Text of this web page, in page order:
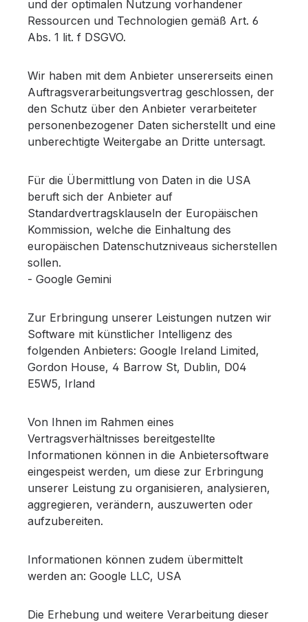
und der optimalen Nutzung vorhandener
Ressourcen und Technologien gemäß Art. 6
Abs. 1 lit. f DSGVO.
Wir haben mit dem Anbieter unsererseits einen
Auftragsverarbeitungsvertrag geschlossen, der
den Schutz über den Anbieter verarbeiteter
personenbezogener Daten sicherstellt und eine
unberechtigte Weitergabe an Dritte untersagt.
Für die Übermittlung von Daten in die USA
beruft sich der Anbieter auf
Standardvertragsklauseln der Europäischen
Kommission, welche die Einhaltung des
europäischen Datenschutzniveaus sicherstellen
sollen.
- Google Gemini
Zur Erbringung unserer Leistungen nutzen wir
Software mit künstlicher Intelligenz des
folgenden Anbieters: Google Ireland Limited,
Gordon House, 4 Barrow St, Dublin, D04
E5W5, Irland
Von Ihnen im Rahmen eines
Vertragsverhältnisses bereitgestellte
Informationen können in die Anbietersoftware
eingespeist werden, um diese zur Erbringung
unserer Leistung zu organisieren, analysieren,
aggregieren, verändern, auszuwerten oder
aufzubereiten.
Informationen können zudem übermittelt
werden an: Google LLC, USA
Die Erhebung und weitere Verarbeitung dieser